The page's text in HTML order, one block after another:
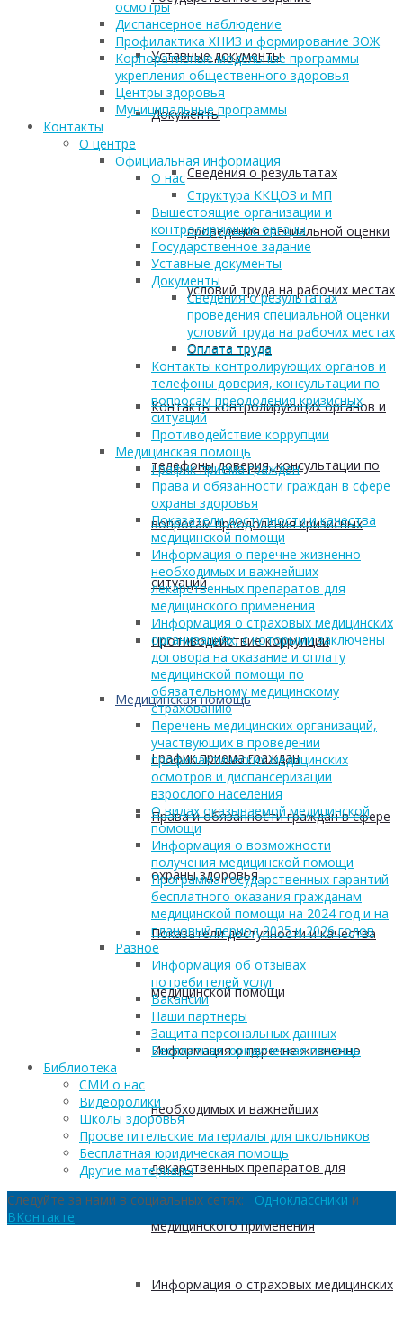
Уставные документы
Документы
Сведения о результатах
проведения специальной оценки
условий труда на рабочих местах
Оплата труда
Контакты контролирующих органов и
телефоны доверия, консультации по
вопросам преодоления кризисных
ситуаций
Противодействие коррупции
Медицинская помощь
График приема граждан
Права и обязанности граждан в сфере
охраны здоровья
Показатели доступности и качества
медицинской помощи
Информация о перечне жизненно
необходимых и важнейших
лекарственных препаратов для
медицинского применения
Информация о страховых медицинских
осмотры
Диспансерное наблюдение
Профилактика ХНИЗ и формирование ЗОЖ
Корпоративные модельные программы
укрепления общественного здоровья
Центры здоровья
Муниципальные программы
Контакты
О центре
Официальная информация
О нас
Структура ККЦОЗ и МП
Вышестоящие организации и
контролирующие органы
Государственное задание
Уставные документы
Документы
Сведения о результатах
проведения специальной оценки
условий труда на рабочих местах
Оплата труда
Контакты контролирующих органов и
телефоны доверия, консультации по
вопросам преодоления кризисных
ситуаций
Противодействие коррупции
Медицинская помощь
График приема граждан
Права и обязанности граждан в сфере
охраны здоровья
Показатели доступности и качества
медицинской помощи
Информация о перечне жизненно
необходимых и важнейших
лекарственных препаратов для
медицинского применения
Информация о страховых медицинских
организациях, с которыми заключены
договора на оказание и оплату
медицинской помощи по
обязательному медицинскому
страхованию
Перечень медицинских организаций,
участвующих в проведении
профилактических медицинских
осмотров и диспансеризации
взрослого населения
О видах оказываемой медицинской
помощи
Информация о возможности
получения медицинской помощи
Программа государственных гарантий
бесплатного оказания гражданам
медицинской помощи на 2024 год и на
плановый период 2025 и 2026 годов
Разное
Информация об отзывах
потребителей услуг
Вакансии
Наши партнеры
Защита персональных данных
Бесплатная юридическая помощь
Библиотека
СМИ о нас
Видеоролики
Школы здоровья
Просветительские материалы для школьников
Бесплатная юридическая помощь
Другие материалы
Следуйте за нами в социальных сетях: Одноклассники и
ВКонтакте